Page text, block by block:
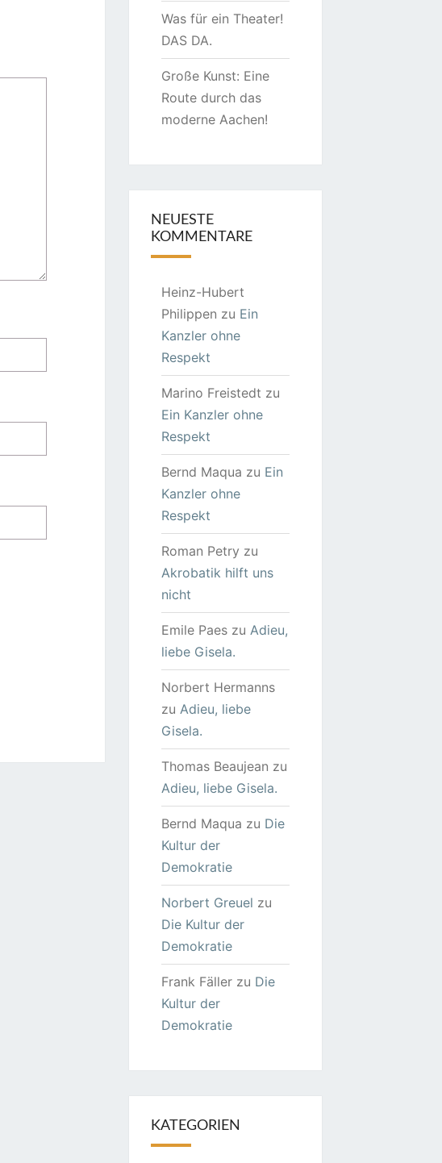
Was für ein Theater!
DAS DA.
Große Kunst: Eine
Route durch das
moderne Aachen!
NEUESTE
KOMMENTARE
Heinz-Hubert
Philippen zu Ein
Kanzler ohne
Respekt
Marino Freistedt zu
Ein Kanzler ohne
Respekt
Bernd Maqua zu Ein
Kanzler ohne
Respekt
Roman Petry zu
Akrobatik hilft uns
nicht
Emile Paeszu Adieu,
liebe Gisela.
Norbert Hermanns
zu Adieu, liebe
Gisela.
Thomas Beaujean zu
Adieu, liebe Gisela.
Bernd Maqua zu Die
Kultur der
Demokratie
Norbert Greuel zu
Die Kultur der
Demokratie
Frank Fällerzu Die
Kultur der
Demokratie
KATEGORIEN